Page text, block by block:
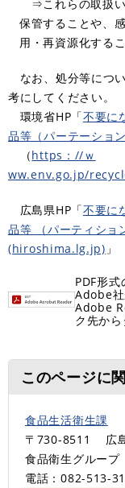
⇒これらの取扱い
保管することや、
用・再資源化する
なお、処分等につ
考にしてください。
環境省HP「不要に
品等（パーテーショ
（https：//ｗ
ww.env.go.jp/
広島県HP「不要に
品等 （パーティショ
(hiroshima.lg.jp) 」
PDF形式
Adobe
Adobe
ク先か
このページに
食品生活衛生課
〒730-8511
広
食品衛生グループ
電話：082-513-